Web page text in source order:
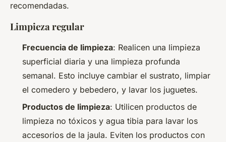
recomendadas.
Limpieza regular
Frecuencia de limpieza: Realicen una limpieza
superficial diaria y una limpieza profunda
semanal. Esto incluye cambiar el sustrato, limpiar
el comedero y bebedero, y lavar los juguetes.
Productos de limpieza: Utilicen productos de
limpieza no tóxicos y agua tibia para lavar los
accesorios de la jaula. Eviten los productos con